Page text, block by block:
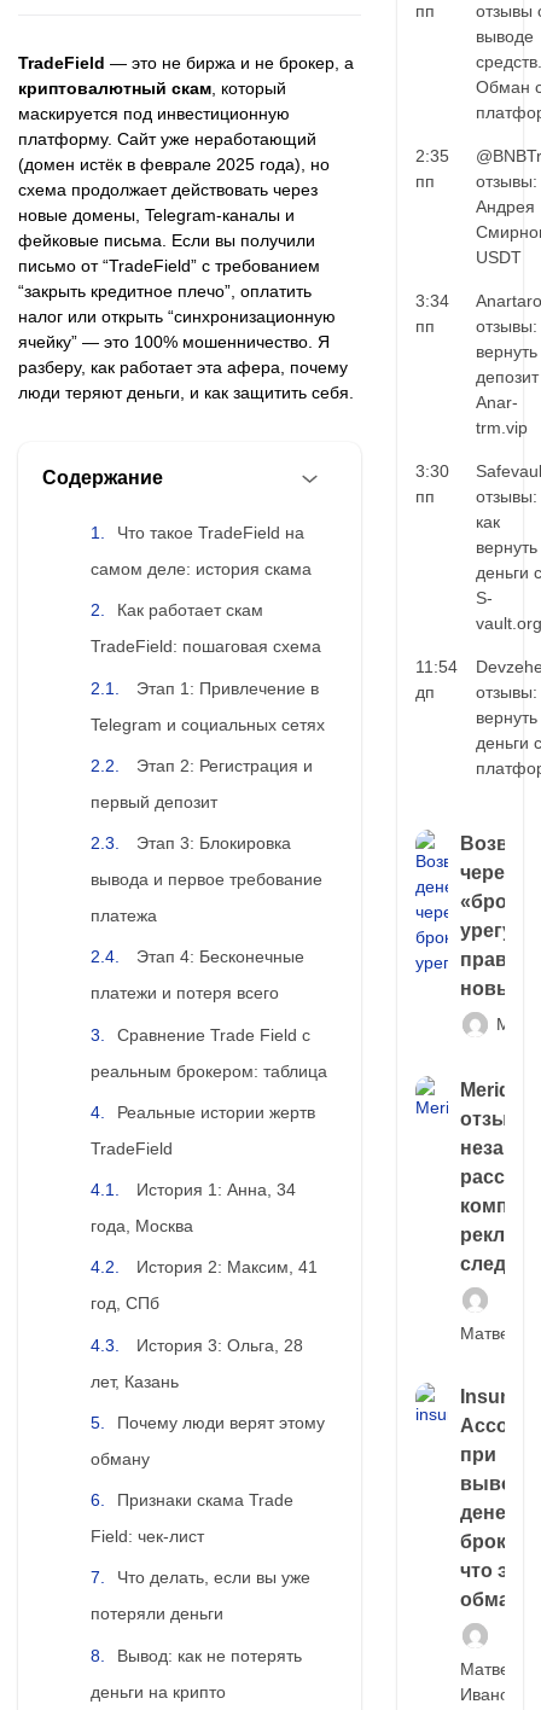
TradeField — это не биржа и не брокер, а
криптовалютный скам , который
маскируется под инвестиционную
платформу. Сайт уже неработающий
(домен истёк в феврале 2025 года), но
схема продолжает действовать через
новые домены, Telegram-каналы и
фейковые письма. Если вы получили
письмо от “TradeField” с требованием
“закрыть кредитное плечо”, оплатить
налог или открыть “синхронизационную
ячейку” — это 100% мошенничество. Я
разберу, как работает эта афера, почему
люди теряют деньги, и как защитить себя.
Содержание
Что такое TradeField на
самом деле: история скама
Как работает скам
TradeField: пошаговая схема
Этап 1: Привлечение в
Telegram и социальных сетях
Этап 2: Регистрация и
первый депозит
Этап 3: Блокировка
вывода и первое требование
платежа
Этап 4: Бесконечные
платежи и потеря всего
Сравнение Trade Field с
реальным брокером: таблица
Реальные истории жертв
TradeField
История 1: Анна, 34
года, Москва
История 2: Максим, 41
год, СПб
История 3: Ольга, 28
лет, Казань
Почему люди верят этому
обману
Признаки скама Trade
Field: чек-лист
Что делать, если вы уже
потеряли деньги
Вывод: как не потерять
деньги на крипто
пп
отзывы
выводе
средств.
Обман
2:35
пп
Андрея
USDT
3:34
пп
отзывы:
вернуть
Anar-
trm.vip
3:30
пп
отзывы:
как
вернуть
деньги с
S-
vault.org
11:54
дп
отзывы:
вернуть
деньги с
через
правда
новый
следа
Матвей
Account
при
выводе
денег у
что это,
обман?
Матвей
Иванов